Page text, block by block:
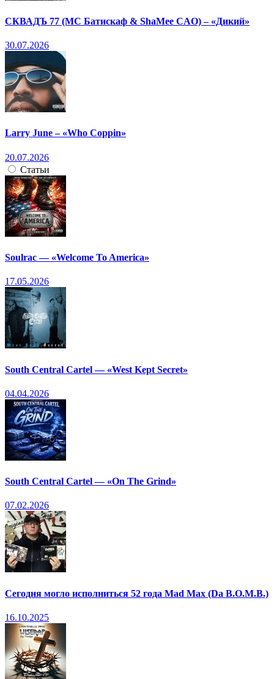
СКВАДЪ 77 (МС Батискаф & ShaMee CAO) – «Дикий»
30.07.2026
Larry June – «Who Coppin»
20.07.2026
Статьи
Soulrac — «Welcome To America»
17.05.2026
South Central Cartel — «West Kept Secret»
04.04.2026
South Central Cartel — «On The Grind»
07.02.2026
Сегодня могло исполниться 52 года Mad Max (Da B.O.M.B.)
16.10.2025